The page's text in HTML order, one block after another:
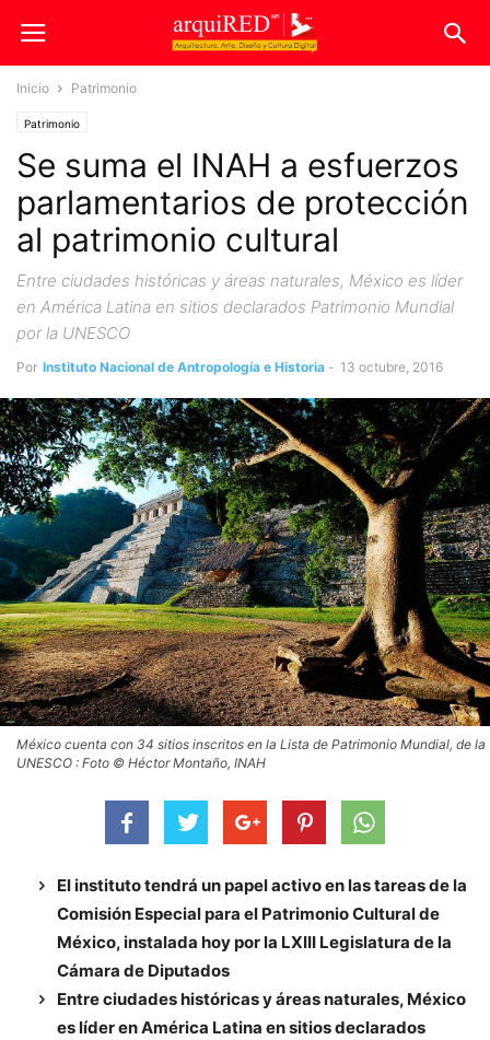
Inicio Patrimonio
Patrimonio
Se suma el INAH a esfuerzos
parlamentarios de protección
al patrimonio cultural
Entre ciudades históricas y áreas naturales, México es líder
en América Latina en sitios declarados Patrimonio Mundial
por la UNESCO
Por Instituto Nacional de Antropología e Historia - 13 octubre, 2016
México cuenta con 34 sitios inscritos en la Lista de Patrimonio Mundial, de la
UNESCO : Foto © Héctor Montaño, INAH
El instituto tendrá un papel activo en las tareas de la
Comisión Especial para el Patrimonio Cultural de
México, instalada hoy por la LXIII Legislatura de la
Cámara de Diputados
Entre ciudades históricas y áreas naturales, México
es líder en América Latina en sitios declarados